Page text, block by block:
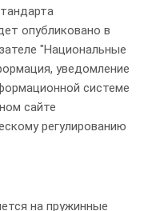
опубликовано в
"Национальные
уведомление
системе
сайте
регулированию
на пружинные